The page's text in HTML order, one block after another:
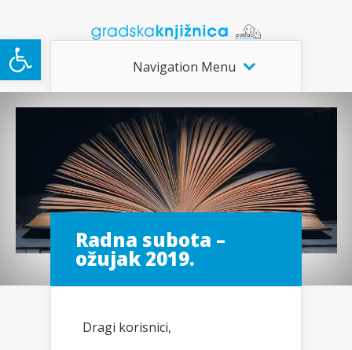
Open toolbar
Navigation Menu
Radna subota –
ožujak 2019.
Dragi korisnici,